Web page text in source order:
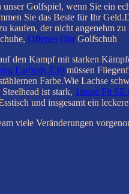
Golfspiel, wenn Sie ein
Sie das Beste für Ihr
kaufen, der nicht angenehm
Offenes Ohr Golfschuh
den Kampf mit starken
Earbuds Z30 müssen
Farbe.Wie Lachse
ist stark, 1more Fit SE
und insgesamt ein
viele Veränderungen